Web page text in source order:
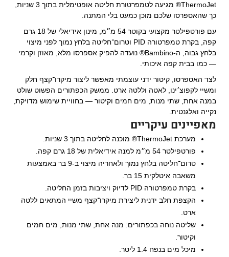
ThermoJet® מגיעה לטמפרטורת חליטה אופטימלית בתוך 3 שניות,
כך שהאספרסו שלכם מוכן כמעט בלי המתנה.
עם פורטפילטר מקצועי בקוטר 54 מ״מ, מינון אידיאלי של 18 גרם
קפה, בקרת טמפרטורה PID וטרום־חליטה בלחץ נמוך לפני מיצוי
בלחץ גבוה, ה-Bambino® נועדה להפיק אספרסו מלא, מאוזן וקרמי
— כמו בבית קפה איכותי.
לצד האספרסו, קיטור ידני עוצמתי מאפשר ליצור מיקרו־קצף חלק
ומשיי לקפוצ׳ינו, לאטה וללטה ארט. ממשק הכפתורים הפשוט שולט
במנה אחת, שתי מנות, מים חמים וקיטור — בחוויית שימוש מדויקת,
נקייה ואלגנטית.
מאפיינים עיקריים
מערכת ThermoJet® מוכנה לחליטה בתוך 3 שניות.
פורטפילטר 54 מ״מ למנה אידיאלית של 18 גרם קפה.
טרום־חליטה בלחץ נמוך ולאחריה מיצוי ב-9 בר באמצעות
משאבה איטלקית 15 בר.
בקרת טמפרטורה PID לדיוק ויציבות בזמן החליטה.
הקצפת חלב ידנית ליצירת מיקרו־קצף משיי המתאים ללטה
ארט.
שליטה נוחה בכפתורים: מנה אחת, שתי מנות, מים חמים
וקיטור.
מיכל מים בנפח 1.4 ליטר.